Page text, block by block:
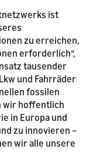
ist
zu erreichen,
erforderlich“,
tausender
und Fahrräder
fossilen
wir hoffentlich
in Europa und
zu innovieren –
wir alle unsere